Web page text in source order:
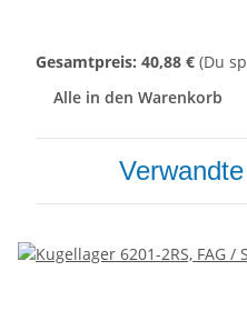
Gesamtpreis: 40,88 € (Du
Alle in den Warenkorb